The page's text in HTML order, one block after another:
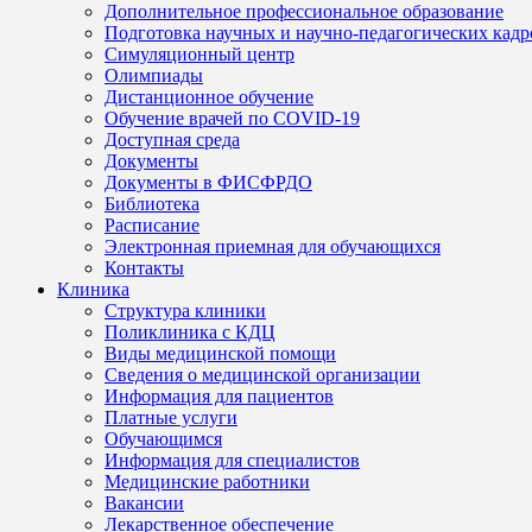
Дополнительное профессиональное образование
Подготовка научных и научно-педагогических
Симуляционный центр
Олимпиады
Дистанционное обучение
Обучение врачей по COVID-19
Доступная среда
Документы
Документы в ФИСФРДО
Библиотека
Расписание
Электронная приемная для обучающихся
Контакты
Клиника
Структура клиники
Поликлиника с КДЦ
Виды медицинской помощи
Сведения о медицинской организации
Информация для пациентов
Платные услуги
Обучающимся
Информация для специалистов
Медицинские работники
Вакансии
Лекарственное обеспечение